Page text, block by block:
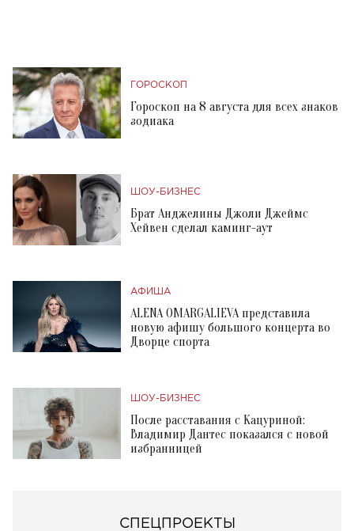
ГОРОСКОП
Гороскоп на 8 августа для всех знаков
зодиака
ШОУ-БИЗНЕС
Брат Анджелины Джоли Джеймс
Хейвен сделал каминг-аут
АФИША
ALENA OMARGALIEVA представила
новую афишу большого концерта во
Дворце спорта
ШОУ-БИЗНЕС
После расставания с Кацуриной:
Владимир Дантес показался с новой
избранницей
СПЕЦПРОЕКТЫ